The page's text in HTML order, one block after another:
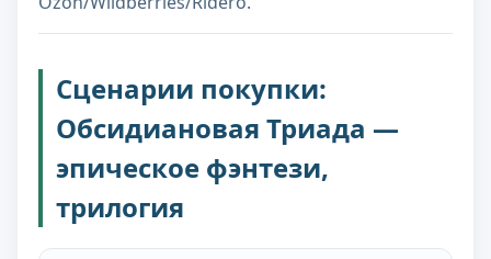
Сценарии покупки:
Обсидиановая Триада —
эпическое фэнтези,
трилогия